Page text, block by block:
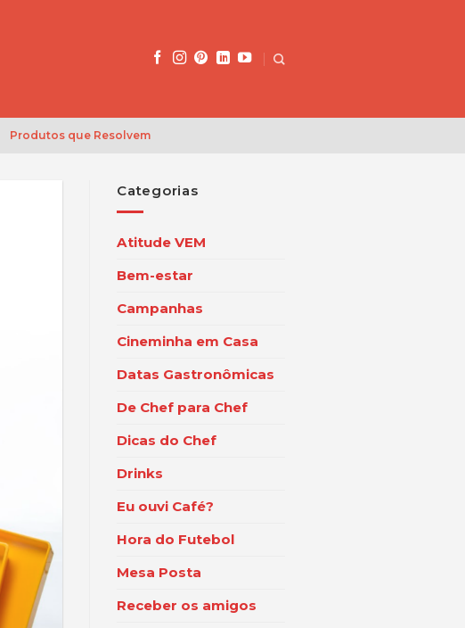
Produtos que Resolvem
Categorias
Atitude VEM
Bem-estar
Campanhas
Cineminha em Casa
Datas Gastronômicas
De Chef para Chef
Dicas do Chef
Drinks
Eu ouvi Café?
Hora do Futebol
Mesa Posta
Receber os amigos